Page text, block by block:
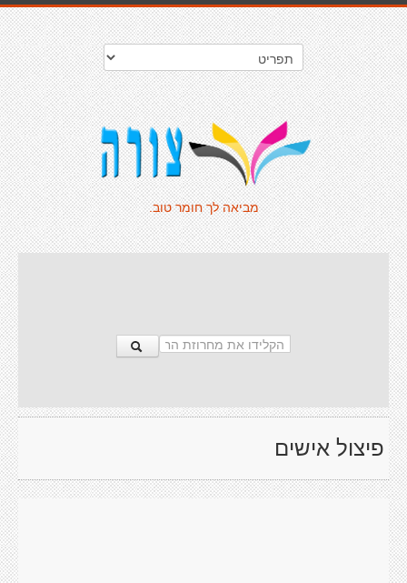
מביאה לך חומר טוב.
פיצול אישים